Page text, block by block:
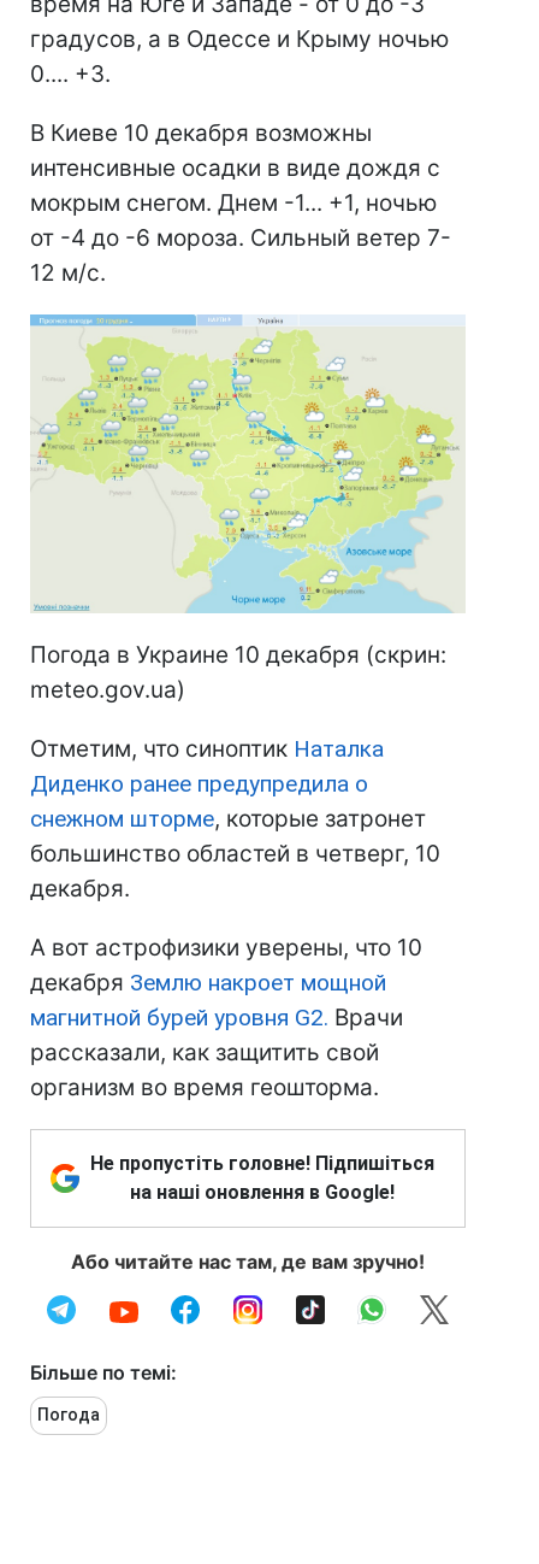
градусов, а в Одессе и Крыму ночью
0.... +3.
В Киеве 10 декабря возможны
интенсивные осадки в виде дождя с
мокрым снегом. Днем -1... +1, ночью
от -4 до -6 мороза. Сильный ветер 7-
12 м/с.
Погода в Украине 10 декабря (скрин:
meteo.gov.ua)
Отметим, что синоптик Наталка
Диденко ранее предупредила о
снежном шторме, которые затронет
большинство областей в четверг, 10
декабря.
А вот астрофизики уверены, что 10
декабря Землю накроет мощной
магнитной бурей уровня G2. Врачи
рассказали, как защитить свой
организм во время геошторма.
Не пропустіть головне! Підпишіться
на наші оновлення в Google!
Або читайте нас там, де вам зручно!
Більше по темі:
Погода